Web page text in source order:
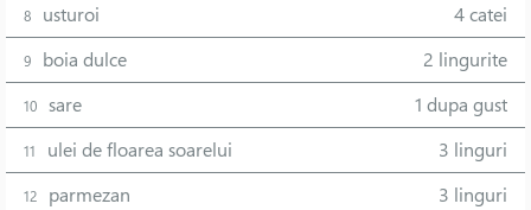
8 usturoi 4 catei
9 boia dulce 2 lingurite
10 sare 1 dupa gust
11 ulei de floarea soarelui 3 linguri
12 parmezan 3 linguri